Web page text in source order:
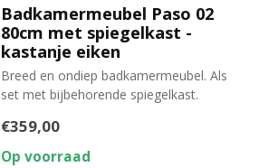
Badkamermeubel Paso 02
80cm met spiegelkast -
kastanje eiken
Breed en ondiep badkamermeubel. Als
set met bijbehorende spiegelkast.
€359,00
Op voorraad